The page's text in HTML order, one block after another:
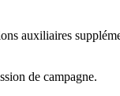
auxiliaires
de campagne.